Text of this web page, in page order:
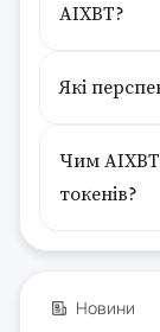
AIXBT?
Які
Чим AIXBT
токенів?
Новини